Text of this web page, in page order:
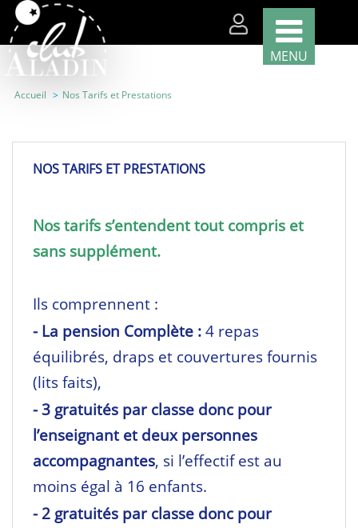
par
Télécharger
brochure
MENU
Accueil Nos Tarifs et Prestations
NOS TARIFS ET PRESTATIONS
Nos tarifs s’entendent tout compris et
sans supplément.
Ils comprennent :
- La pension Complète : 4 repas
équilibrés, draps et couvertures fournis
(lits faits),
- 3 gratuités par classe donc pour
l’enseignant et deux personnes
accompagnantes, si l’effectif est au
moins égal à 16 enfants.
- 2 gratuités par classe donc pour